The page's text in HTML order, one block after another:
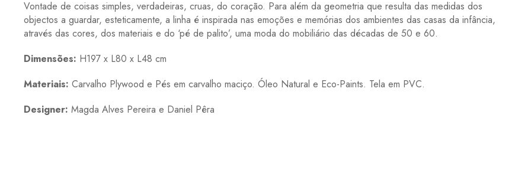
Vontade de coisas simples, verdadeiras, cruas, do coração. Para além da geometria que resulta das medidas dos
objectos a guardar, esteticamente, a linha é inspirada nas emoções e memórias dos ambientes das casas da infância,
através das cores, dos materiais e do ‘pé de palito’, uma moda do mobiliário das décadas de 50 e 60.
Dimensões: H197 x L80 x L48 cm
Materiais: Carvalho Plywood e Pés em carvalho maciço. Óleo Natural e Eco-Paints. Tela em PVC.
Designer: Magda Alves Pereira e Daniel Pêra